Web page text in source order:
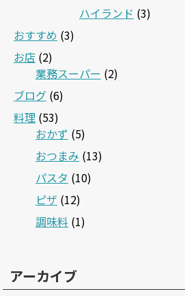
ハイランド (3)
おすすめ (3)
お店 (2)
業務スーパー (2)
ブログ (6)
料理 (53)
おかず (5)
おつまみ (13)
パスタ (10)
ピザ (12)
調味料 (1)
アーカイブ